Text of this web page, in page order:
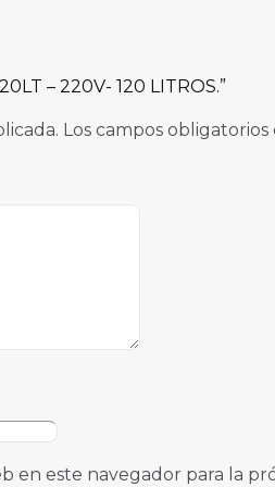
– 220V- 120 LITROS.”
Los campos
en este navegador para la